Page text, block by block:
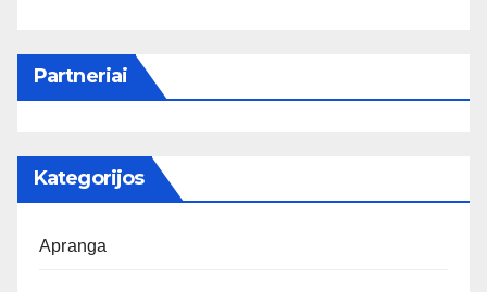
Partneriai
Kategorijos
Apranga